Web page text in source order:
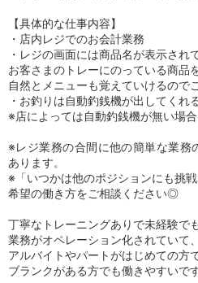
【具体的な仕事内容】
・店内レジでのお会計業務
・レジの画面には商品名が表示され
お客さまのトレーにのっている商品
自然とメニューも覚えていけるので
・お釣りは自動釣銭機が出してくれ
※店によっては自動釣銭機が無い場合
※レジ業務の合間に他の簡単な業務
あります。
※「いつかは他のポジションにも挑
希望の働き方をご相談ください◎
丁寧なトレーニングありで未経験で
業務がオペレーション化されていて、
アルバイトやパートがはじめての方
ブランクがある方でも働きやすいで